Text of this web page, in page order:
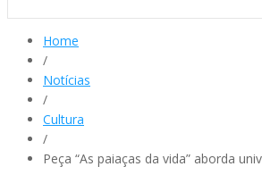
Home
/
Notícias
/
Cultura
/
Peça “As paiaças da vida” aborda